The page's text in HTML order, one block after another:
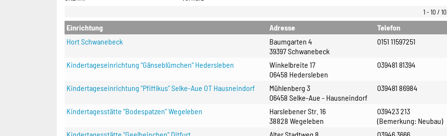
1 - 10 / 10
Einrichtung Adresse Telefon
Hort Schwanebeck
Baumgarten 4
39397 Schwanebeck
0151 11597251
Kindertageseinrichtung "Gänseblümchen" Hedersleben
Winkelbreite 17
06458 Hedersleben
039481 81394
Kindertageseinrichtung "Pfiffikus" Selke-Aue OT Hausneindorf
Mühlenberg 3
06458 Selke-Aue - Hausneindorf
039481 86984
Kindertagesstätte "Bodespatzen" Wegeleben
Harslebener Str. 16
38828 Wegeleben
039423 213
(Bemerkung: Neubau)
Kindertagesstätte "Geelbeinchen" Ditfurt
Alter Stadtweg 8
03946 3666